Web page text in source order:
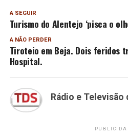
A SEGUIR
Turismo do Alentejo ‘pisca o
A NÃO PERDER
Tiroteio em Beja. Dois feridos
Hospital.
Rádio e Televisão